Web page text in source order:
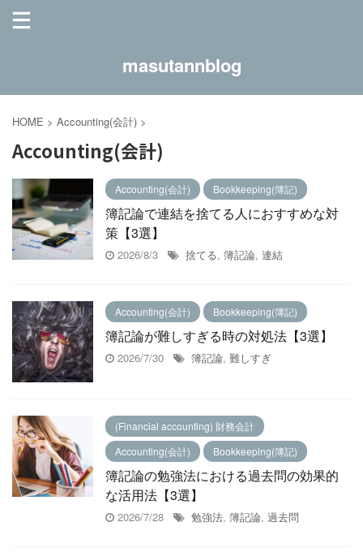
masutannblog
HOME > Accounting(会計) >
Accounting(会計)
Accounting(会計) Bookkeeping(簿記)
簿記論で連結を捨てる人におすすめな対
策【3選】
2026/8/3 捨てる, 簿記論, 連結
Accounting(会計) Bookkeeping(簿記)
簿記論が難しすぎる時の対処法【3選】
2026/7/30 簿記論, 難しすぎ
(Financial accounting) 財務会計
Accounting(会計)
Bookkeeping(簿記)
簿記論の勉強法における過去問の効果的
な活用法【3選】
2026/7/28 勉強法, 簿記論, 過去問